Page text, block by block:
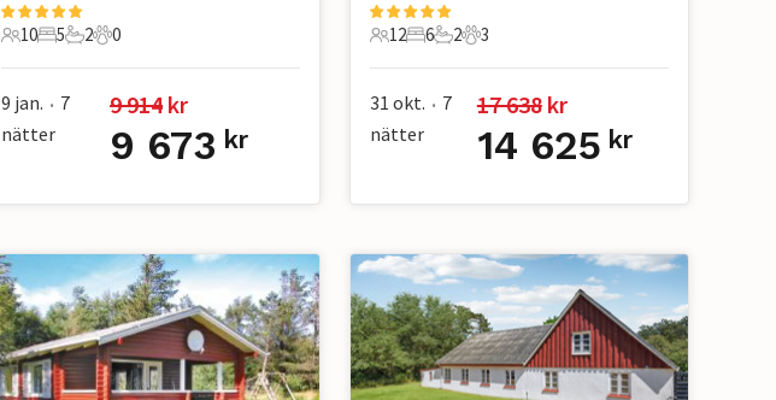
10 Gäster
10
5 Sovrum
5
2 Badrum
2
0 Husdjur
0
9 jan. • 7
nätter
9 914 kr
9 673 kr
12 Gäster
12
6 Sovrum
6
2 Badrum
2
3 Husdjur
3
31 okt. • 7
nätter
17 638 kr
14 625 kr